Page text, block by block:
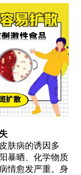
肤病的诱因多
暴晒、化学物质
情愈发严重。身